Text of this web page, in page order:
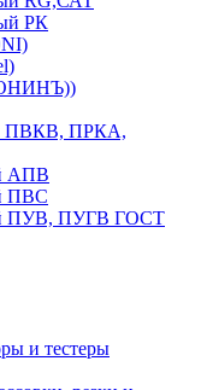
РК
ПВКВ, ПРКА,
АПВ
ПВС
ПУВ, ПУГВ ГОСТ
и тестеры